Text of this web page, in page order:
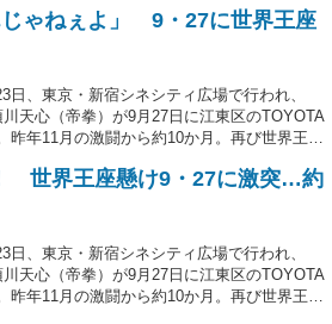
1敗。ゃねぇよ」 9・27に世界王座
、東京・新宿シネシティ広場で行われ、
天心（帝拳）が9月27日に江東区のTOYOTA
年11月の激闘から約10か月。再び世界王座
世界王座懸け9・27に激突…約
、東京・新宿シネシティ広場で行われ、
天心（帝拳）が9月27日に江東区のTOYOTA
年11月の激闘から約10か月。再び世界王座